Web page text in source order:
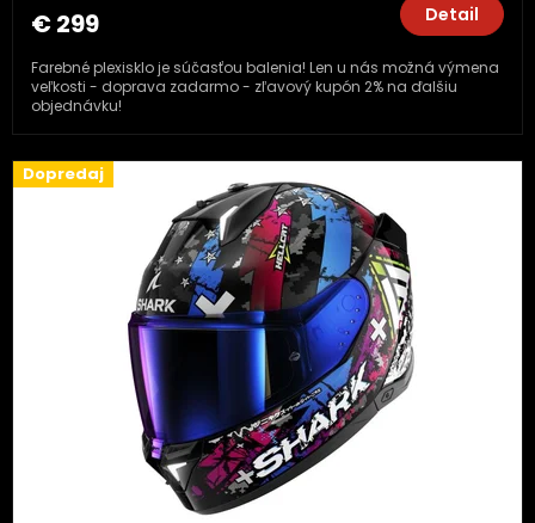
€ 299 Detail
Farebné plexisklo je súčasťou balenia! Len u nás možná výmena
veľkosti - doprava zadarmo - zľavový kupón 2% na ďalšiu
objednávku!
Dopredaj